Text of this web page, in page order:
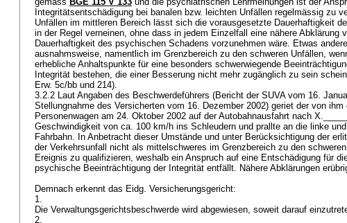
Integritätsentschädigung bei banalen bzw. leichten Unfällen regelmässig zu
Unfällen im mittleren Bereich lässt sich die vorausgesetzte Dauerhaftigkeit
in der Regel verneinen, ohne dass in jedem Einzelfall eine nähere Abklärung
Dauerhaftigkeit des psychischen Schadens vorzunehmen wäre. Etwas
ausnahmsweise, namentlich im Grenzbereich zu den schweren Unfällen,
erhebliche Anhaltspunkte für eine besonders schwerwiegende
Integrität bestehen, die einer Besserung nicht mehr zugänglich zu sein
Erw. 5c/bb und 214).
3.2.2 Laut Angaben des Beschwerdeführers (Bericht der SUVA vom 16.
Stellungnahme des Versicherten vom 16. Dezember 2002) geriet der von ihm
Personenwagen am 24. Oktober 2002 auf der Autobahnausfahrt nach
Geschwindigkeit von ca. 100 km/h ins Schleudern und prallte an die linke
Fahrbahn. In Anbetracht dieser Umstände und unter Berücksichtigung der
der Verkehrsunfall nicht als mittelschweres im Grenzbereich zu den
Ereignis zu qualifizieren, weshalb ein Anspruch auf eine Entschädigung für
psychische Beeinträchtigung der Integrität entfällt. Nähere Abklärungen
Demnach erkennt das Eidg. Versicherungsgericht:
1.
Die Verwaltungsgerichtsbeschwerde wird abgewiesen, soweit darauf
2.